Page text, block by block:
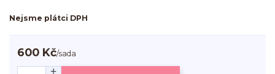
Nejsme plátci DPH
600 Kč/sada